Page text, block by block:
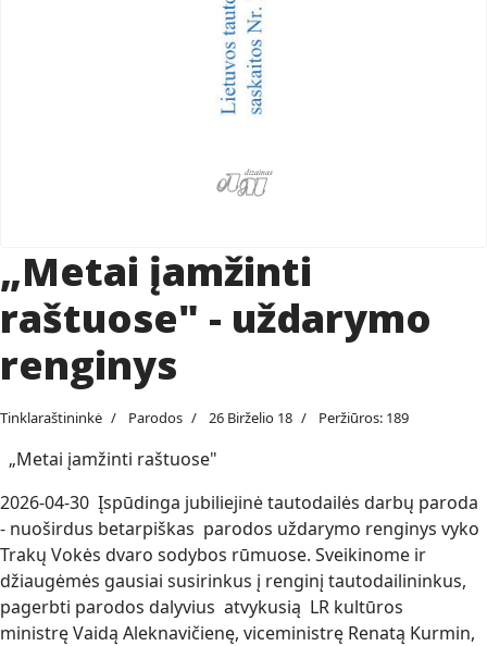
„Metai įamžinti
raštuose" - uždarymo
renginys
Tinklaraštininkė Parodos 26 Birželio 18 Peržiūros: 189
„Metai įamžinti raštuose"
2026-04-30 Įspūdinga jubiliejinė tautodailės darbų paroda
- nuoširdus betarpiškas parodos uždarymo renginys vyko
Trakų Vokės dvaro sodybos rūmuose. Sveikinome ir
džiaugėmės gausiai susirinkus į renginį tautodailininkus,
pagerbti parodos dalyvius atvykusią LR kultūros
ministrę Vaidą Aleknavičienę, viceministrę Renatą Kurmin,